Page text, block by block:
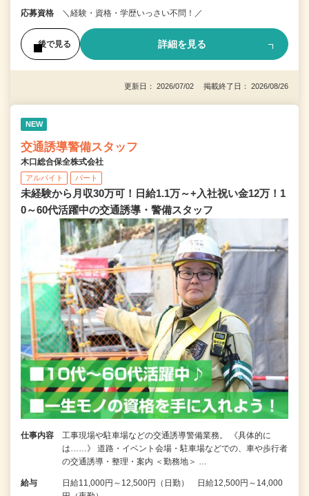
応募資格 ＼経験・資格・学歴いっさい不問！／
後で見る 詳細を見る
更新日： 2026/07/02 掲載終了日： 2026/08/26
NEW
交通誘導警備スタッフ
木口総合保全株式会社
アルバイト パート
未経験から月収30万可！日給1.1万～+入社祝い金12万！1
0～60代活躍中の交通誘導・警備スタッフ
仕事内容
工事現場や駐車場などの交通誘導警備業務。 《具体的に
は……》 道路・イベント会場・駐車場などでの、車や歩行者
の交通誘導・整理・案内 ＜勤務地＞ …
給与
日給11,000円～12,500円（日勤） 日給12,500円～14,000